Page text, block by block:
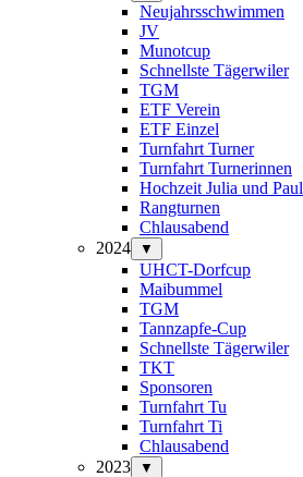
Neujahrsschwimmen
JV
Munotcup
Schnellste Tägerwiler
TGM
ETF Verein
ETF Einzel
Turnfahrt Turner
Turnfahrt Turnerinnen
Hochzeit Julia und Paul
Rangturnen
Chlausabend
2024
▼
UHCT-Dorfcup
Maibummel
TGM
Tannzapfe-Cup
Schnellste Tägerwiler
TKT
Sponsoren
Turnfahrt Tu
Turnfahrt Ti
Chlausabend
2023
▼